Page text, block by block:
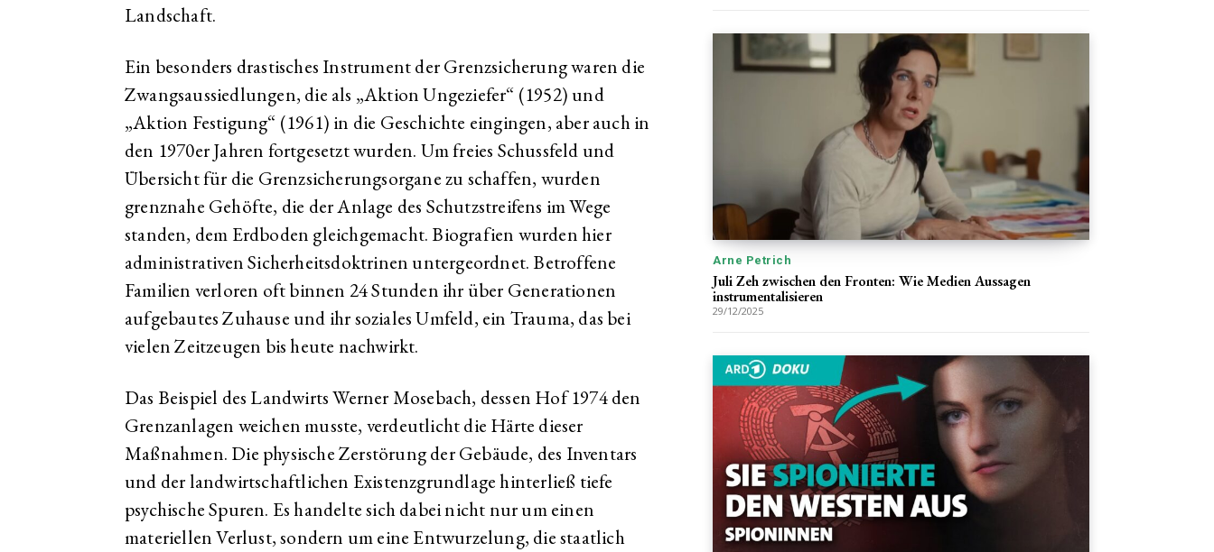
Landschaft.
Ein besonders drastisches Instrument der Grenzsicherung waren die
Zwangsaussiedlungen, die als „Aktion Ungeziefer“ (1952) und
„Aktion Festigung“ (1961) in die Geschichte eingingen, aber auch in
den 1970er Jahren fortgesetzt wurden. Um freies Schussfeld und
Übersicht für die Grenzsicherungsorgane zu schaffen, wurden
grenznahe Gehöfte, die der Anlage des Schutzstreifens im Wege
standen, dem Erdboden gleichgemacht. Biografien wurden hier
administrativen Sicherheitsdoktrinen untergeordnet. Betroffene
Familien verloren oft binnen 24 Stunden ihr über Generationen
aufgebautes Zuhause und ihr soziales Umfeld, ein Trauma, das bei
vielen Zeitzeugen bis heute nachwirkt.
Das Beispiel des Landwirts Werner Mosebach, dessen Hof 1974 den
Grenzanlagen weichen musste, verdeutlicht die Härte dieser
Maßnahmen. Die physische Zerstörung der Gebäude, des Inventars
und der landwirtschaftlichen Existenzgrundlage hinterließ tiefe
psychische Spuren. Es handelte sich dabei nicht nur um einen
materiellen Verlust, sondern um eine Entwurzelung, die staatlich
Arne Petrich
Juli Zeh zwischen den Fronten: Wie Medien Aussagen
instrumentalisieren
29/12/2025